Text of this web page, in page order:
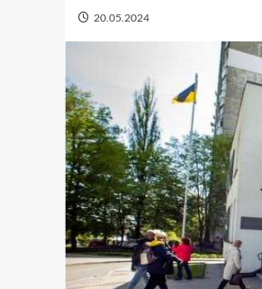
20.05.2024